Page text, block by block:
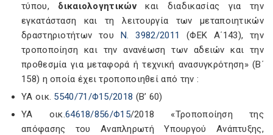
τύπου, δικαιολογητικώνκαι διαδικασίας για την
εγκατάσταση και τη λειτουργία των μεταποιητικών
δραστηριοτήτων του Ν. 3982/2011
(ΦΕΚ Α΄143), την
τροποποίηση και την ανανέωση των αδειών και την
προθεσμία για μεταφορά ή τεχνική ανασυγκρότηση» (Β΄
158) η οποία έχει τροποποιηθεί από την :
ΥΑ οικ. 5540/71/Φ15/2018 (Β’ 60)
ΥΑ οικ.64618/856/Φ15/2018 «Τροποποίηση της
απόφασης του Αναπληρωτή Υπουργού Ανάπτυξης,